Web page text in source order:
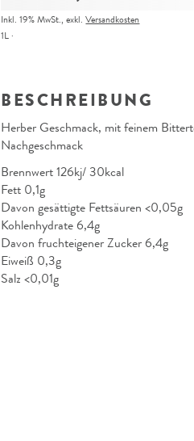
Inkl. 19% MwSt.,exkl.Versandkosten
1L
BESCHREIBUNG
Herber Geschmack, mit feinem
Nachgeschmack
Brennwert 126kj/ 30kcal
Fett 0,1g
Davon gesättigte Fettsäuren <0,05g
Kohlenhydrate 6,4g
Davon fruchteigener Zucker 6,4g
Eiweiß 0,3g
Salz <0,01g